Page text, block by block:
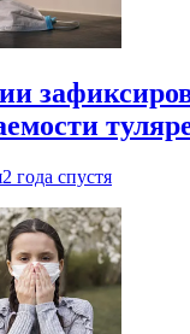
2 года спустя